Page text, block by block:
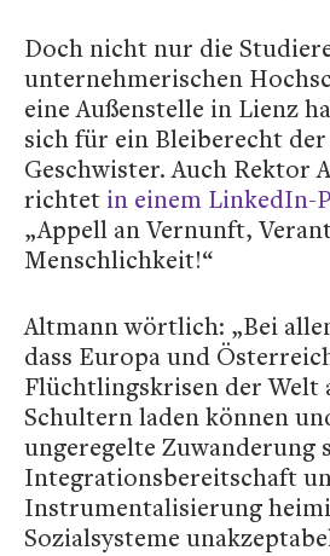
Doch nicht nur die
unternehmerischen
eine Außenstelle in Lienz
sich für ein Bleiberecht
Geschwister. Auch Rektor
richtet in einem LinkedIn-
„Appell an Vernunft,
Menschlichkeit!“
Altmann wörtlich: „Bei
dass Europa und
Flüchtlingskrisen der Welt
Schultern laden können
ungeregelte Zuwanderung
Integrationsbereitschaft
Instrumentalisierung
Sozialsysteme